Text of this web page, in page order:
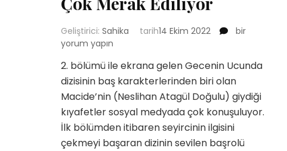
Geliştirici: Sahika tarih14 Ekim 2022
Gecenin
Kombinleri
Çok
Merak
Ediliyor
için
bir
yorum yapın
2. bölümü ile ekrana gelen Gecenin Ucunda
dizisinin baş karakterlerinden biri olan
Macide’nin (Neslihan Atagül Doğulu) giydiği
kıyafetler sosyal medyada çok konuşuluyor.
İlk bölümden itibaren seyircinin ilgisini
çekmeyi başaran dizinin sevilen başrolü